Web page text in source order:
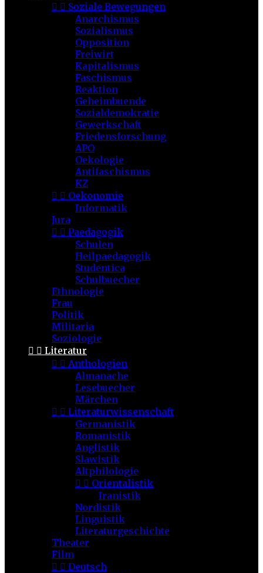
  Soziale Bewegungen
Anarchismus
Sozialismus
Opposition
Freiwirt
Kapitalismus
Faschismus
Reaktion
Geheimbuende
Sozialdemokratie
Gewerkschaft
Friedensforschung
APO
Oekologie
Antifaschismus
KZ
  Oekonomie
Informatik
Jura
  Paedagogik
Schulen
Heilpaedagogik
Studentica
Schulbuecher
Ethnologie
Frau
Politik
Militaria
Soziologie
  Literatur
  Anthologien
Almanache
Lesebuecher
Märchen
  Literaturwissenschaft
Germanistik
Romanistik
Anglistik
Slawistik
Altphilologie
  Orientalistik
Iranistik
Nordistik
Linguistik
Literaturgeschichte
Theater
Film
  Deutsch